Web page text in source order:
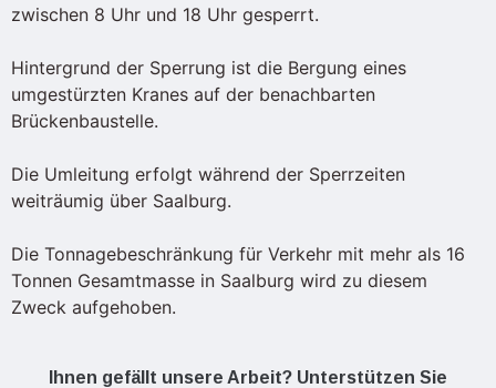
zwischen 8 Uhr und 18 Uhr gesperrt.
Hintergrund der Sperrung ist die Bergung eines
umgestürzten Kranes auf der benachbarten
Brückenbaustelle.
Die Umleitung erfolgt während der Sperrzeiten
weiträumig über Saalburg.
Die Tonnagebeschränkung für Verkehr mit mehr als 16
Tonnen Gesamtmasse in Saalburg wird zu diesem
Zweck aufgehoben.
Ihnen gefällt unsere Arbeit? Unterstützen Sie